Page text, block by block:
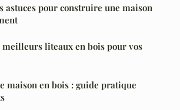
astuces pour construire une maison
meilleurs liteaux en bois pour vos
maison en bois : guide pratique